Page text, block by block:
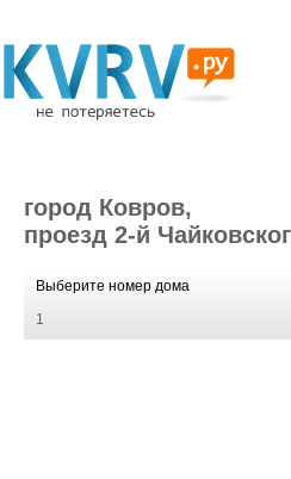
город Ковров,
проезд 2-й
Выберите номер дома
1